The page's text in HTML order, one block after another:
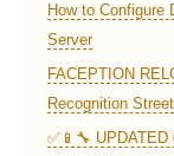
How to Configure
Server
FACEPTION
Recognition
✅📱🔧